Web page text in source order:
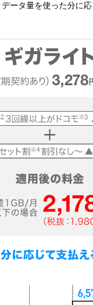
データ量を使った分に